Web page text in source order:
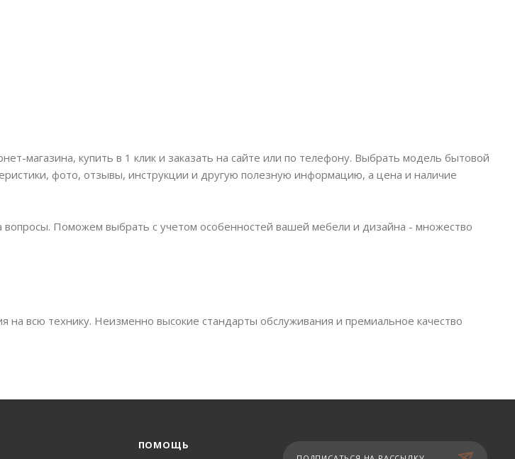
магазина, купить в 1 клик и заказать на сайте или по телефону. Выбрать модель бытовой
фото, отзывы, инструкции и другую полезную информацию, а цена и наличие
Поможем выбрать с учетом особенностей вашей мебели и дизайна - множество
всю технику. Неизменно высокие стандарты обслуживания и премиальное качество
ПОМОЩЬ